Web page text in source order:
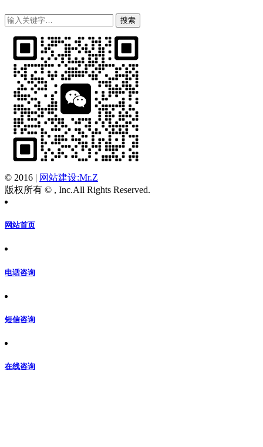
© 2016 | 网站建设:Mr.Z
版权所有 © , Inc.All Rights Reserved.
网站首页
电话咨询
短信咨询
在线咨询